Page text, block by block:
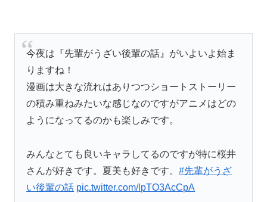
今夜は『先輩がうざい後輩の話』がいよいよ始ま
りますね！
漫画は大きな流れはありつつショートストーリー
の積み重ねみたいな感じなのですがアニメはどの
ようになってるのかも楽しみです。
みんなとても良いキャラしてるのですが特に桜井
さんが好きです。夏美も好きです。#先輩がうざ
い後輩の話 pic.twitter.com/lpTO3AcCpA